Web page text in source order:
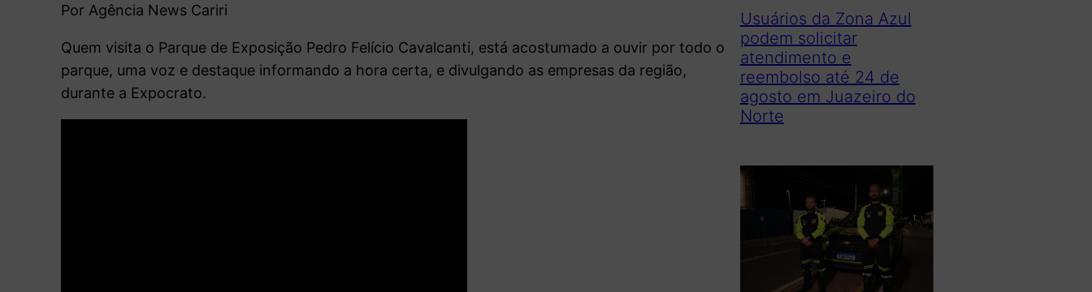
Por Agência News Cariri
Quem visita o Parque de Exposição Pedro Felício Cavalcanti, está acostumado a ouvir por todo o
parque, uma voz e destaque informando a hora certa, e divulgando as empresas da região,
durante a Expocrato.
Usuários da Zona Azul
podem solicitar
atendimento e
reembolso até 24 de
agosto em Juazeiro do
Norte